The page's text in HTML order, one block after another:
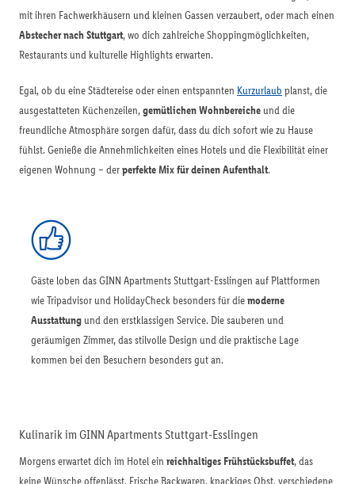
mit ihren Fachwerkhäusern und kleinen Gassen verzaubert, oder mach einen
Abstecher nach Stuttgart, wo dich zahlreiche Shoppingmöglichkeiten,
Restaurants und kulturelle Highlights erwarten.
Egal, ob du eine Städtereise oder einen entspannten Kurzurlaub planst, die
ausgestatteten Küchenzeilen,gemütlichen Wohnbereiche und die
freundliche Atmosphäre sorgen dafür, dass du dich sofort wie zu Hause
fühlst. Genieße die Annehmlichkeiten eines Hotels und die Flexibilität einer
eigenen Wohnung – derperfekte Mix für deinen Aufenthalt.
Gäste loben das GINN Apartments Stuttgart-Esslingen auf Plattformen
wie Tripadvisor und HolidayCheck besonders für diemoderne
Ausstattung und den erstklassigen Service. Die sauberen und
geräumigen Zimmer, das stilvolle Design und die praktische Lage
kommen bei den Besuchern besonders gut an.
Kulinarik im GINN Apartments Stuttgart-Esslingen
Morgens erwartet dich im Hotel ein reichhaltiges Frühstücksbuffet, das
keine Wünsche offenlässt. Frische Backwaren, knackiges Obst, verschiedene